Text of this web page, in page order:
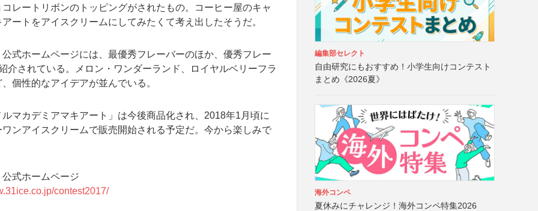
コレートリボンのトッピングがされたもの。コーヒー屋のキャ
ートをアイスクリームにしてみたくて考え出したそうだ。
公式ホームページには、最優秀フレーバーのほか、優秀フレー
介されている。メロン・ワンダーランド、ロイヤルベリーフラ
個性的なアイデアが並んでいる。
ルマカデミアマキアート」は今後商品化され、2018年1月頃に
ンアイスクリームで販売開始される予定だ。今から楽しみで
公式ホームページ
contest2017/
編集部セレクト
自由研究にもおすすめ！小学生向けコンテスト
まとめ《2026夏》
海外コンペ
夏休みにチャレンジ！海外コンペ特集2026